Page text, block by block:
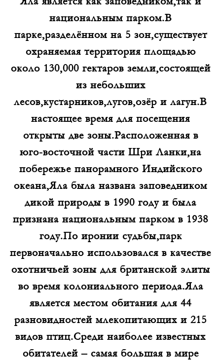
национальным парком.В
парке,разделённом на 5 зон,существует
охраняемая территория площадью
около 130,000 гектаров земли,состоящей
из небольших
лесов,кустарников,лугов,озёр и лагун.В
настоящее время для посещения
открыты две зоны.Расположенная в
юго-восточной части Шри Ланки,на
побережье панорамного Индийского
океана,Яла была названа заповедником
дикой природы в 1990 году и была
признана национальным парком в 1938
году.По иронии судьбы,парк
первоначально использовался в качестве
охотничьей зоны для британской элиты
во время колониального периода.Яла
является местом обитания для 44
разновидностей млекопитающих и 215
видов птиц.Среди наиболее известных
обитателей – самая большая в мире